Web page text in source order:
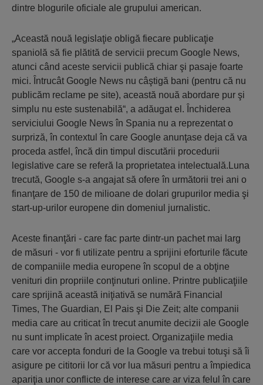
dintre blogurile oficiale ale grupului american.
„Această nouă legislaţie obligă fiecare publicaţie
spaniolă să fie plătită de servicii precum Google News,
atunci când aceste servicii publică chiar şi pasaje foarte
mici. Întrucât Google News nu câştigă bani (pentru că nu
publicăm reclame pe site), această nouă abordare pur şi
simplu nu este sustenabilă“, a adăugat el. Închiderea
serviciului Google News în Spania nu a reprezentat o
surpriză, în contextul în care Google anunţase deja că va
proceda astfel, încă din timpul discutării procedurii
legislative care se referă la proprietatea intelectuală.Luna
trecută, Google s-a angajat să ofere în următorii trei ani o
finanţare de 150 de milioane de dolari grupurilor media şi
start-up-urilor europene din domeniul jurnalistic.
Aceste finanţări - care fac parte dintr-un pachet mai larg
de măsuri - vor fi utilizate pentru a sprijini eforturile făcute
de companiile media europene în scopul de a obţine
venituri din propriile conţinuturi online. Printre publicaţiile
care sprijină această iniţiativă se numără Financial
Times, The Guardian, El Pais şi Die Zeit; alte companii
media care au criticat în trecut anumite decizii ale Google
nu sunt implicate în acest proiect. Organizaţiile media
care vor accepta fonduri de la Google va trebui totuşi să îi
asigure pe cititorii lor că vor lua măsuri pentru a împiedica
apariţia unor conflicte de interese care ar viza felul în care